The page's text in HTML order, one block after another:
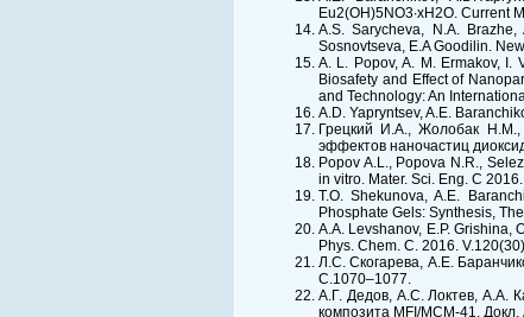
Eu2(OH)5NO3∙xH2O. Current
A.S. Sarycheva, N.A. Brazhe,
Sosnovtseva, E.A Goodilin.
A. L. Popov, A. M. Ermakov, I.
Biosafety and Effect of
and Technology: An
A.D. Yapryntsev, A.E.
Грецкий И.А., Жолобак Н.М.,
эффектов наночастиц
Popov A.L., Popova N.R.,
in vitro. Mater. Sci. Eng. C
T.O. Shekunova, A.E.
Phosphate Gels: Synthesis,
A.A. Levshanov, E.P. Grishina,
Phys. Chem. C. 2016.
Л.С. Скогарева, А.Е.
С.1070–1077.
А.Г. Дедов, А.С. Локтев, А.А.
композита MFI/MCM-41.